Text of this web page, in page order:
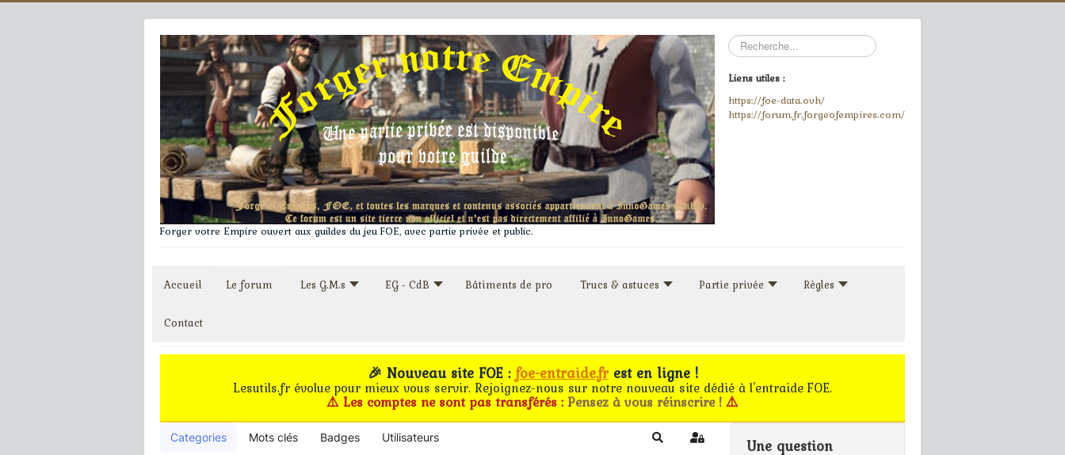
Forger votre Empire ouvert aux guildes du jeu FOE, avec partie privée et public.
Rechercher
Liens utiles :
https://foe-data.ovh/
https://forum.fr.forgeofempires.com/
Accueil Le forum Les G.M.s EG - CdB Bâtiments de pro Trucs & astuces Partie privée Règles
Contact
🎉 Nouveau site FOE :foe-entraide.frest en ligne !
Lesutils.fr évolue pour mieux vous servir. Rejoignez-nous sur notre nouveau site dédié à l'entraide FOE.
⚠️ Les comptes ne sont pas transférés :Pensez à vous réinscrire !⚠️
Categories Mots clés Badges Utilisateurs Search Sign In Une question